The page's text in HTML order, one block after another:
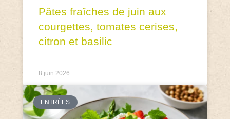
Pâtes fraîches de juin aux
courgettes, tomates cerises,
citron et basilic
8 juin 2026
ENTRÉES